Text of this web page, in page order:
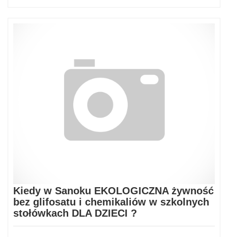
Kiedy w Sanoku EKOLOGICZNA żywność
bez glifosatu i chemikaliów w szkolnych
stołówkach DLA DZIECI ?